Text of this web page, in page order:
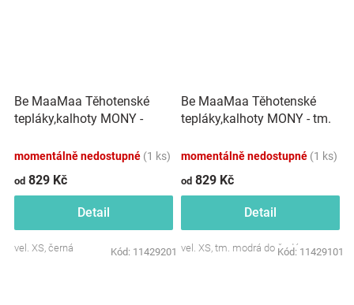
Be MaaMaa Těhotenské
tepláky,kalhoty MONY -
momentálně nedostupné (1 ks)
od 829 Kč
Detail
vel. XS, černá Kód: 11429201
Be MaaMaa Těhotenské
tepláky,kalhoty MONY - tm.
momentálně nedostupné (1 ks)
od 829 Kč
Detail
vel. XS, tm. modrá do šedá
Kód: 11429101